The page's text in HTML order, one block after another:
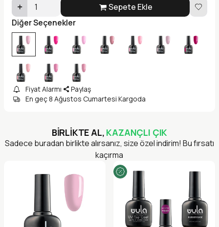
Sepete Ekle
Diğer Seçenekler
Fiyat Alarmı
Paylaş
En geç 8 Ağustos Cumartesi Kargoda
BİRLİKTE AL, KAZANÇLI ÇIK
Sadece buradan birlikte alırsanız, size özel indirim! Bu fırsatı
kaçırma